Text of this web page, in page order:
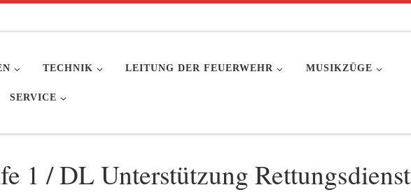
TECHNIK LEITUNG DER FEUERWEHR MUSIKZÜGE
SERVICE
1 / DL Unterstützung Rettungsdienst